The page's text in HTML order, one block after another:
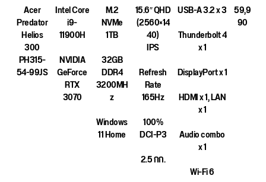
Acer
Predator
Helios
300
PH315-
54-99JS
Intel Core
i9-
11900H
NVIDIA
GeForce
RTX
3070
M.2
NVMe
1TB
32GB
DDR4
3200MH
z
Windows
11 Home
15.6″ QHD
(2560×14
40)
IPS
Refresh
Rate
165Hz
100%
DCI-P3
2.5 กก.
USB-A 3.2 x 3
Thunderbolt 4
x 1
DisplayPort x 1
HDMI x 1, LAN
x 1
Audio combo
x 1
Wi-Fi 6
59,9
90